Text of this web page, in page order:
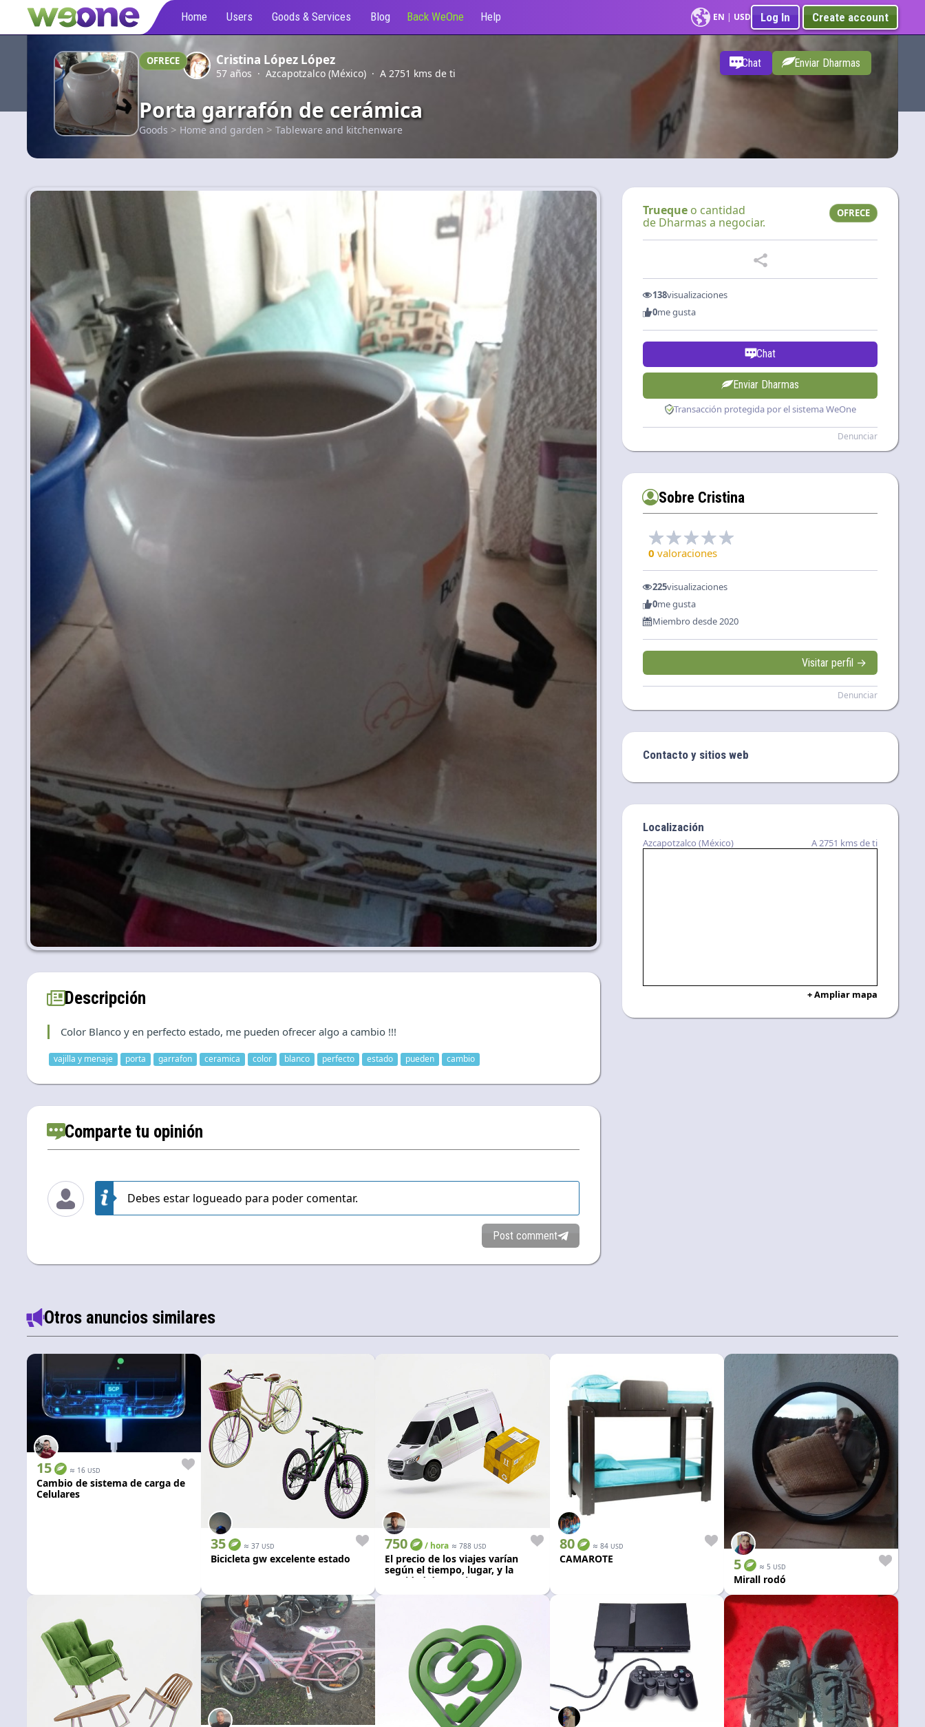
Home Users Goods & Services Blog Back WeOne Help EN | USD Log In Create account
OFRECE Cristina López López
57 años · Azcapotzalco (México) · A 2751 kms de ti
Porta garrafón de cerámica
Goods > Home and garden > Tableware and kitchenware
Chat Enviar Dharmas
Descripción
Color Blanco y en perfecto estado, me pueden ofrecer algo a cambio !!!
vajilla y menaje porta garrafon ceramica color blanco perfecto estado pueden cambio
Comparte tu opinión
Debes estar logueado para poder comentar.
Post comment
Trueque o cantidad
de Dharmas a negociar.
OFRECE
138visualizaciones
0me gusta
Chat
Enviar Dharmas
Transacción protegida por el sistema WeOne
Denunciar
Sobre Cristina
0 valoraciones
225visualizaciones
0me gusta
Miembro desde 2020
Visitar perfil →
Denunciar
Contacto y sitios web
Localización
Azcapotzalco (México) A 2751 kms de ti
+ Ampliar mapa
Otros anuncios similares
15 ≈ 16 USD
Cambio de sistema de carga de
Celulares
35 ≈37 USD
Bicicleta gw excelente estado
750 / hora ≈788 USD
El precio de los viajes varían
según el tiempo, lugar, y la
cantidad de pasajeros. Auto
80 ≈ 84 USD
CAMAROTE 5 ≈ 5 USD
Mirall rodó